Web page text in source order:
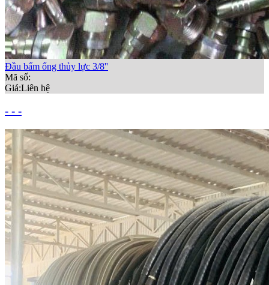
Đầu bấm ống thủy lực 3/8''
Mã số:
Giá:Liên hệ
- - -